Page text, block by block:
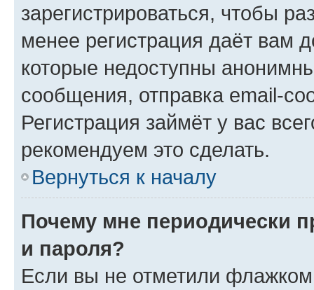
зарегистрироваться, чтобы
менее регистрация даёт вам
которые недоступны
сообщения, отправка email-
Регистрация займёт у вас
рекомендуем это сделать.
Вернуться к началу
Почему мне периодически
и пароля?
Если вы не отметили